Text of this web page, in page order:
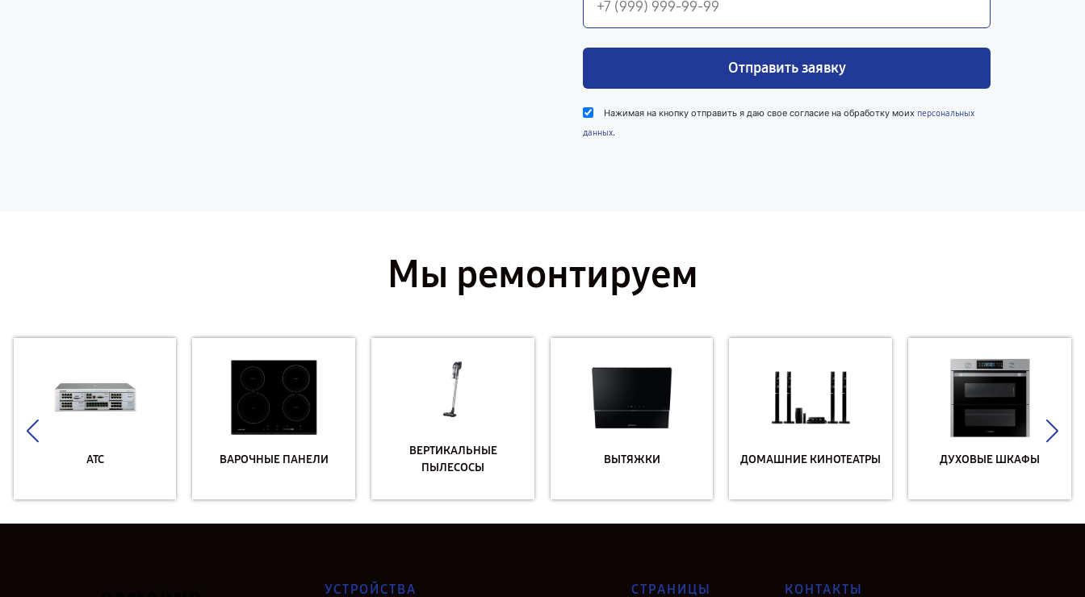
Отправить заявку
Нажимая на кнопку отправить я даю свое согласие на обработку моих персональных
данных.
Мы ремонтируем
АТС ВАРОЧНЫЕ ПАНЕЛИ
ВЕРТИКАЛЬНЫЕ
ПЫЛЕСОСЫ
ВЫТЯЖКИ ДОМАШНИЕ КИНОТЕАТРЫ ДУХОВЫЕ ШКАФЫ
УСТРОЙСТВА СТРАНИЦЫ КОНТАКТЫ